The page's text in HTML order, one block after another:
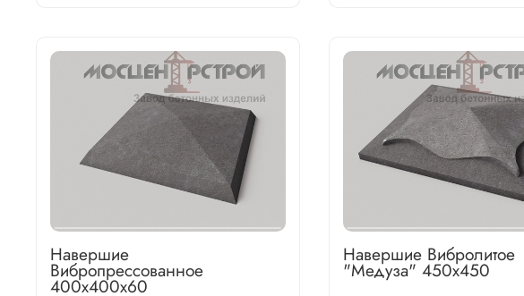
Навершие
Вибропрессованное
400х400х60
Навершие Вибролитое
"Медуза" 450х450